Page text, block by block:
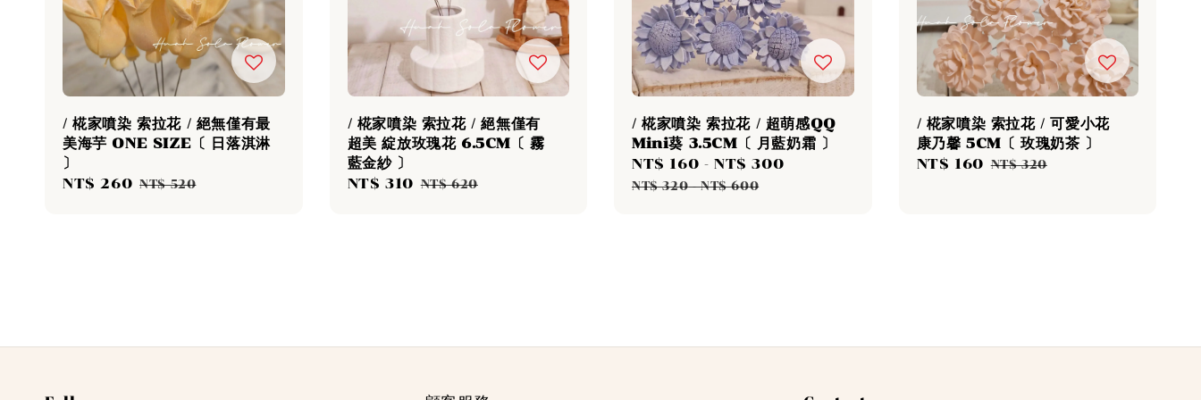
/ 椛家噴染 索拉花 / 絕無僅有最
美海芋 ONE SIZE〔 日落淇淋
〕
Sale
NT$ 260 Regular
NT$ 520
/ 椛家噴染 索拉花 / 絕無僅有
超美 綻放玫瑰花 6.5CM〔 霧
藍金紗 〕
Sale
NT$ 310 Regular
NT$ 620
/ 椛家噴染 索拉花 / 超萌感QQ
Mini葵 3.5CM〔 月藍奶霜 〕
Sale
price
NT$ 160 -NT$ 300
NT$ 320-NT$ 600
/ 椛家噴染 索拉花 / 可愛小花
康乃馨 5CM〔 玫瑰奶茶 〕
Sale
NT$ 160 Regular
NT$ 320